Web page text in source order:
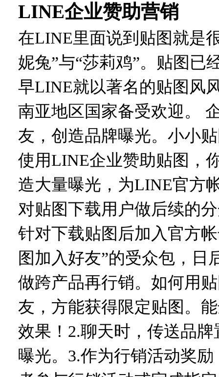
LINE企业赞助营销
在LINE里面说到贴图就是
妮兔”与“莎莉鸡”。贴图已
早LINE就以著名的贴图风
南亚地区国家备受欢迎。
友，创造品牌曝光。小小
使用LINE企业赞助贴图，
造大量曝光，为LINE官方
对贴图下载用户做后续的
针对下载贴图后加入官方
图加入好友”的受众包，日
做跨产品再行销。如何用
友，方能获得限定贴图。
效果！2.聊天时，传送品
曝光。3.作为行销活动奖